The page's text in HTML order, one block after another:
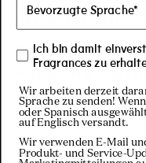
FALSCHE
Bei defekten
Produkten
innerhalb von
deiner
Ich bin damit
Fragrances zu
Wir arbeiten derzeit
Sprache zu senden!
oder Spanisch
auf Englisch versandt.
Wir verwenden E-Mail
Produkt- und Service-